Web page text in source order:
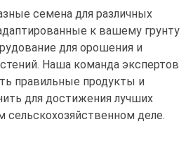
семена для различных
к вашему грунту
для орошения и
Наша команда экспертов
правильные продукты и
для достижения лучших
сельскохозяйственном деле.